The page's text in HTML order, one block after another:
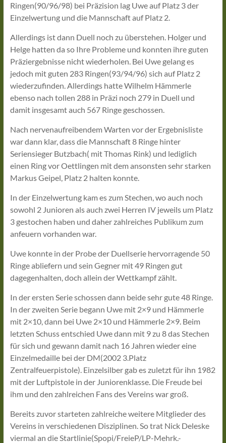
Ringen(90/96/98) bei Präzision lag Uwe auf Platz 3 der
Einzelwertung und die Mannschaft auf Platz 2.
Allerdings ist dann Duell noch zu überstehen. Holger und
Helge hatten da so Ihre Probleme und konnten ihre guten
Präziergebnisse nicht wiederholen. Bei Uwe gelang es
jedoch mit guten 283 Ringen(93/94/96) sich auf Platz 2
wiederzufinden. Allerdings hatte Wilhelm Hämmerle
ebenso nach tollen 288 in Präzi noch 279 in Duell und
damit insgesamt auch 567 Ringe geschossen.
Nach nervenaufreibendem Warten vor der Ergebnisliste
war dann klar, dass die Mannschaft 8 Ringe hinter
Seriensieger Butzbach( mit Thomas Rink) und lediglich
einen Ring vor Oettlingen mit dem ansonsten sehr starken
Markus Geipel, Platz 2 halten konnte.
In der Einzelwertung kam es zum Stechen, wo auch noch
sowohl 2 Junioren als auch zwei Herren IV jeweils um Platz
3 gestochen haben und daher zahlreiches Publikum zum
anfeuern vorhanden war.
Uwe konnte in der Probe der Duellserie hervorragende 50
Ringe abliefern und sein Gegner mit 49 Ringen gut
dagegenhalten, doch allein der Wettkampf zählt.
In der ersten Serie schossen dann beide sehr gute 48 Ringe.
In der zweiten Serie begann Uwe mit 2×9 und Hämmerle
mit 2×10, dann bei Uwe 2×10 und Hämmerle 2×9. Beim
letzten Schuss entschied Uwe dann mit 9 zu 8 das Stechen
für sich und gewann damit nach 16 Jahren wieder eine
Einzelmedaille bei der DM(2002 3.Platz
Zentralfeuerpistole). Einzelsilber gab es zuletzt für ihn 1982
mit der Luftpistole in der Juniorenklasse. Die Freude bei
ihm und den zahlreichen Fans des Vereins war groß.
Bereits zuvor starteten zahlreiche weitere Mitglieder des
Vereins in verschiedenen Disziplinen. So trat Nick Deleske
viermal an die Startlinie(Spopi/FreieP/LP-Mehrk.-